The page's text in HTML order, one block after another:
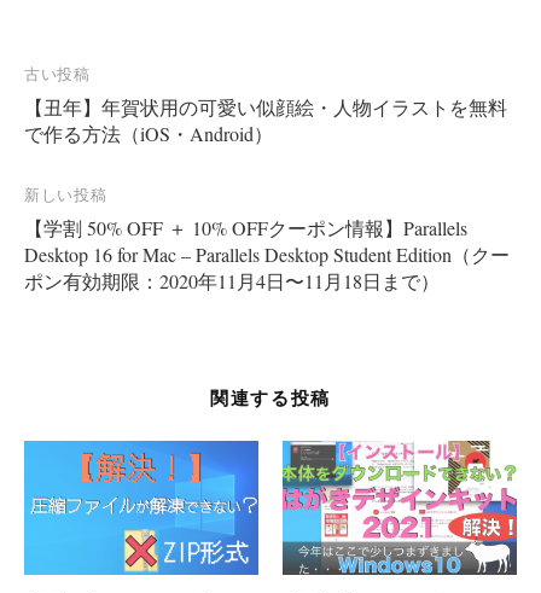
投
稿
ナ
ビ
ゲ
ー
シ
古い投稿
【丑年】年賀状用の可愛い似顔絵・人物イラストを無料
で作る方法（iOS・Android）
新しい投稿
【学割 50% OFF ＋ 10% OFFクーポン情報】Parallels
Desktop 16 for Mac – Parallels Desktop Student Edition（クー
ポン有効期限：2020年11月4日〜11月18日まで）
関連する投稿